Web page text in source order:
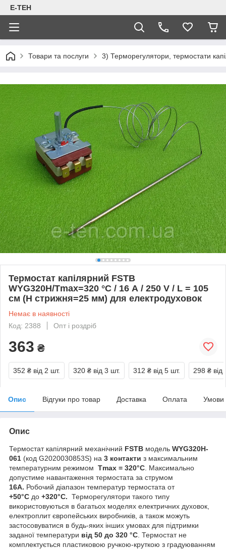
Е-ТЕН
Товари та послуги 3) Терморегулятори, термостати
Термостат капілярний FSTB
WYG320H/Tmax=320 °C / 16 А / 250 V / L = 105
см (H стрижня=25 мм) для електродуховок
Немає в наявності
Код: 2388
Опт і роздріб
363 ₴
352 ₴ від 2 шт. 320 ₴ від 3 шт. 312 ₴ від 5 шт. 298 ₴ від
Опис Відгуки про товар Доставка Оплата Умови
Опис
Термостат капілярний механічний FSTB модель WYG320H-
061 (код G2020030853S) на 3 контакти з максимальним
температурним режимом Tmax = 320°C . Максимально
допустиме навантаження термостата за струмом
16А. Робочий діапазон температур термостата от
+50°С до +320°С. Терморегулятори такого типу
використовуються в багатьох моделях електричних духовок,
електроплит європейських виробників, а також можуть
застосовуватися в будь-яких інших умовах для підтримки
заданої температури від 50 до 320 °C . Термостат не
комплектується пластиковою ручкою-круткою з градуюванням